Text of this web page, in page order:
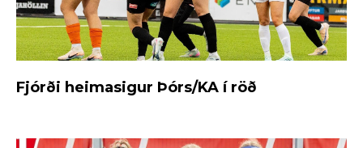
Fjórði heimasigur Þórs/KA í röð